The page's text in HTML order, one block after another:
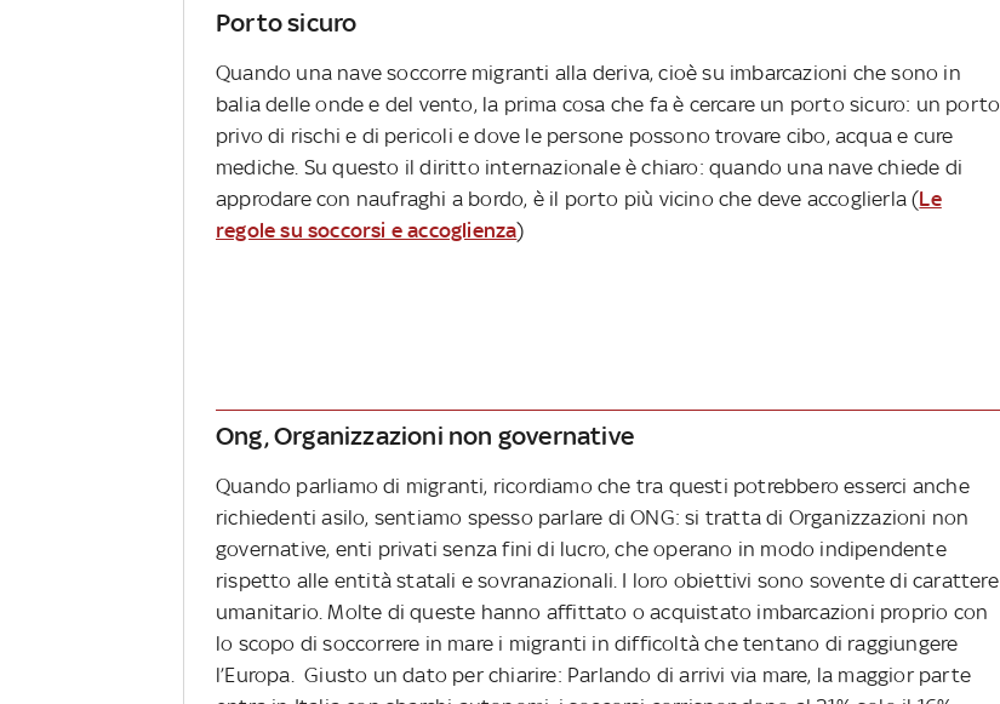
Porto sicuro
Quando una nave soccorre migranti alla deriva, cioè su imbarcazioni che sono in
balia delle onde e del vento, la prima cosa che fa è cercare un porto sicuro: un porto
privo di rischi e di pericoli e dove le persone possono trovare cibo, acqua e cure
mediche. Su questo il diritto internazionale è chiaro: quando una nave chiede di
approdare con naufraghi a bordo, è il porto più vicino che deve accoglierla (Le
regole su soccorsi e accoglienza)
Ong, Organizzazioni non governative
Quando parliamo di migranti, ricordiamo che tra questi potrebbero esserci anche
richiedenti asilo, sentiamo spesso parlare di ONG: si tratta di Organizzazioni non
governative, enti privati senza fini di lucro, che operano in modo indipendente
rispetto alle entità statali e sovranazionali. I loro obiettivi sono sovente di carattere
umanitario. Molte di queste hanno affittato o acquistato imbarcazioni proprio con
lo scopo di soccorrere in mare i migranti in difficoltà che tentano di raggiungere
l’Europa. Giusto un dato per chiarire: Parlando di arrivi via mare, la maggior parte